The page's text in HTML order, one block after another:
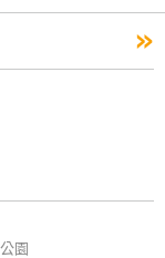
»
園